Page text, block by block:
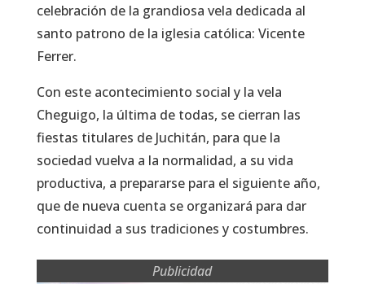
celebración de la grandiosa vela dedicada al
santo patrono de la iglesia católica: Vicente
Ferrer.
Con este acontecimiento social y la vela
Cheguigo, la última de todas, se cierran las
fiestas titulares de Juchitán, para que la
sociedad vuelva a la normalidad, a su vida
productiva, a prepararse para el siguiente año,
que de nueva cuenta se organizará para dar
continuidad a sus tradiciones y costumbres.
Publicidad